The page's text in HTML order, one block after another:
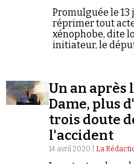
Promulguée le
réprimer tout
xénophobe, dite
initiateur, le
Un an
Dame, plus
trois doute
l'accident
14 avril 2020 | La